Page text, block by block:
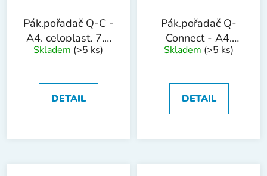
Pák.pořadač Q-C -
A4, celoplast, 7,5
cm, žlutý
Skladem (>5 ks)
DETAIL
Pák.pořadač Q-
Connect - A4,
celoplast, 7,5
Skladem (>5 ks)
DETAIL